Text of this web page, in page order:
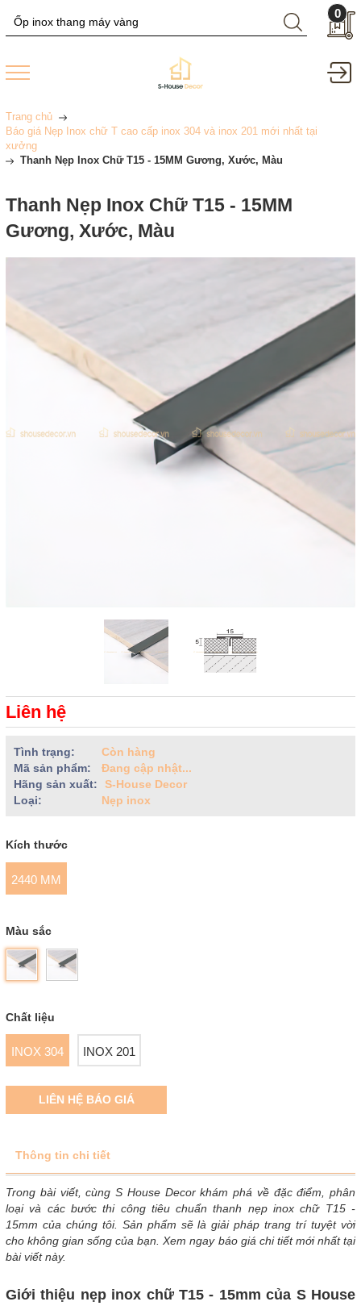
0
Trang chủ
Báo giá Nẹp Inox chữ T cao cấp inox 304 và inox 201 mới nhất tại
xưởng
Thanh Nẹp Inox Chữ T15 - 15MM Gương, Xước, Màu
Thanh Nẹp Inox Chữ T15 - 15MM
Gương, Xước, Màu
Liên hệ
Tình trạng:
Còn hàng
Mã sản phẩm:
Đang cập nhật...
Hãng sản xuất:
S-House Decor
Loại:
Nẹp inox
Kích thước
2440 MM
Màu sắc
Chất liệu
INOX 304 INOX 201
LIÊN HỆ BÁO GIÁ
Thông tin chi tiết
Trong bài viết, cùng S House Decor khám phá về đặc điểm, phân
loại và các bước thi công tiêu chuẩn thanh nẹp inox chữ T15 -
15mm của chúng tôi. Sản phẩm sẽ là giải pháp trang trí tuyệt vời
cho không gian sống của bạn. Xem ngay báo giá chi tiết mới nhất tại
bài viết này.
Giới thiệu nẹp inox chữ T15 - 15mm của S House